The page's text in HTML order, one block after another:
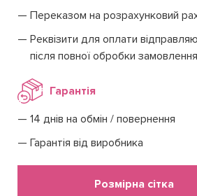
Переказом на розрахунковий
Реквізити для оплати
після повної обробки замовлення
Гарантія
14 днів на обмін / повернення
Гарантія від виробника
Розмірна сітка